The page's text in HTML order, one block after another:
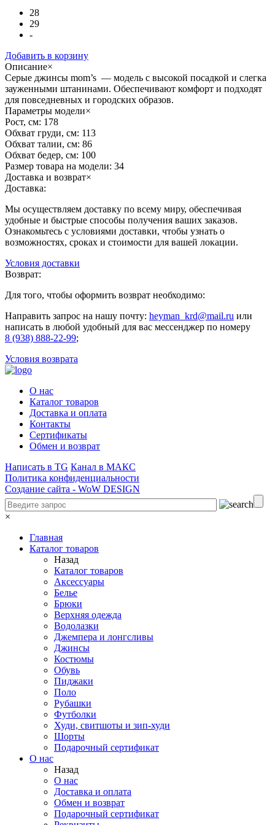
28
29
-
Добавить в корзину
Описание×
Серые джинсы mom’s — модель с высокой посадкой и слегка
зауженными штанинами. Обеспечивают комфорт и подходят
для повседневных и городских образов.
Параметры модели×
Рост, см: 178
Обхват груди, см: 113
Обхват талии, см: 86
Обхват бедер, см: 100
Размер товара на модели: 34
Доставка и возврат×
Доставка:
Мы осуществляем доставку по всему миру, обеспечивая
удобные и быстрые способы получения ваших заказов.
Ознакомьтесь с условиями доставки, чтобы узнать о
возможностях, сроках и стоимости для вашей локации.
Условия доставки
Возврат:
Для того, чтобы оформить возврат необходимо:
Направить запрос на нашу почту: heyman_krd@mail.ru или
написать в любой удобный для вас мессенджер по номеру
8 (938) 888-22-99;
Условия возврата
О нас
Каталог товаров
Доставка и оплата
Контакты
Сертификаты
Обмен и возврат
Написать в TG Канал в МАКС
Политика конфиденциальности
Создание сайта - WoW DESIGN
×
Главная
Каталог товаров
Назад
Каталог товаров
Аксессуары
Белье
Брюки
Верхняя одежда
Водолазки
Джемпера и лонгсливы
Джинсы
Костюмы
Обувь
Пиджаки
Поло
Рубашки
Футболки
Худи, свитшоты и зип-худи
Шорты
Подарочный сертификат
О нас
Назад
О нас
Доставка и оплата
Обмен и возврат
Подарочный сертификат